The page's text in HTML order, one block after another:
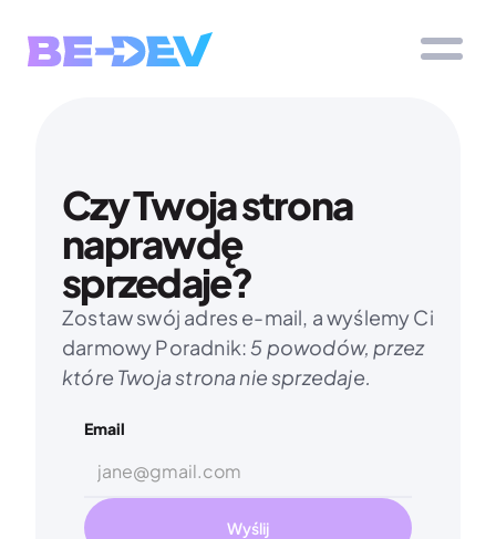
Czy Twoja strona
naprawdę
sprzedaje?
Zostaw swój adres e-mail, a wyślemy Ci
darmowy Poradnik: 5 powodów, przez
które Twoja strona nie sprzedaje.
Email
Wyślij